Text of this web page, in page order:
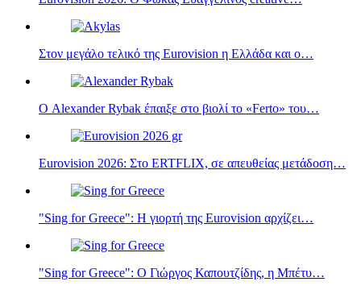
Στον μεγάλο τελικό της Eurovision η Ελλάδα και ο…
Ο Alexander Rybak έπαιξε στο βιολί το «Ferto» του…
Eurovision 2026: Στο ERTFLIX, σε απευθείας μετάδοση…
"Sing for Greece": Η γιορτή της Eurovision αρχίζει…
"Sing for Greece": Ο Γιώργος Καπουτζίδης, η Μπέτυ…